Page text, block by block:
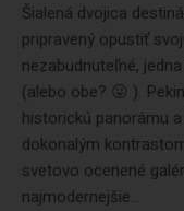
Šialená dvojica
pripravený opustiť
nezabudnuteľné,
(alebo obe? 😛 ).
historickú panorámu
dokonalým
svetovo ocenené
najmodernejšie...